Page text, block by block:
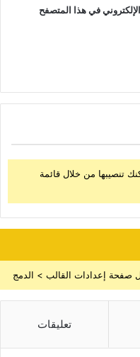
في هذا المتصفح
تنصيبها من خلال قائمة
تعليقات